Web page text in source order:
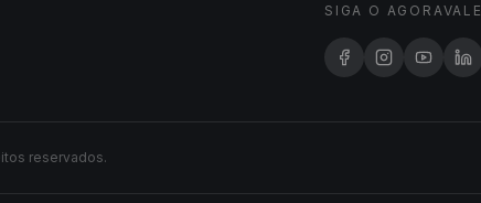
SIGA O AGORAVALE
reservados.